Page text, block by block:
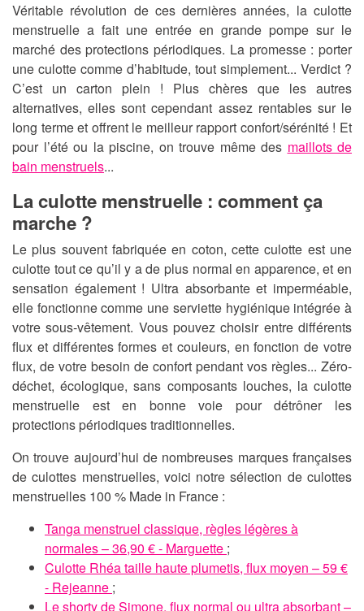
Véritable révolution de ces dernières années, la culotte
menstruelle a fait une entrée en grande pompe sur le
marché des protections périodiques. La promesse : porter
une culotte comme d’habitude, tout simplement... Verdict ?
C’est un carton plein ! Plus chères que les autres
alternatives, elles sont cependant assez rentables sur le
long terme et offrent le meilleur rapport confort/sérénité ! Et
pour l’été ou la piscine, on trouve même des maillots de
bain menstruels...
La culotte menstruelle : comment ça
marche ?
Le plus souvent fabriquée en coton, cette culotte est une
culotte tout ce qu’il y a de plus normal en apparence, et en
sensation également ! Ultra absorbante et imperméable,
elle fonctionne comme une serviette hygiénique intégrée à
votre sous-vêtement. Vous pouvez choisir entre différents
flux et différentes formes et couleurs, en fonction de votre
flux, de votre besoin de confort pendant vos règles... Zéro-
déchet, écologique, sans composants louches, la culotte
menstruelle est en bonne voie pour détrôner les
protections périodiques traditionnelles.
On trouve aujourd’hui de nombreuses marques françaises
de culottes menstruelles, voici notre sélection de culottes
menstruelles 100 % Made in France :
Tanga menstruel classique, règles légères à
normales – 36,90 € - Marguette ;
Culotte Rhéa taille haute plumetis, flux moyen – 59 €
- Rejeanne ;
Le shorty de Simone, flux normal ou ultra absorbant –